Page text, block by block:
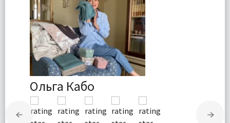
Ольга Кабо